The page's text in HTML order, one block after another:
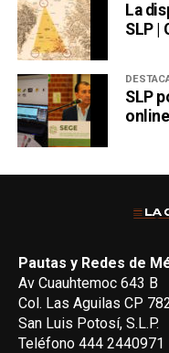
La
SLP |
SLP
online
Pautas y Redes de
Av Cuauhtemoc 643 B
Col. Las Aguilas CP
San Luis Potosí, S.L.P.
Teléfono 444 2440971